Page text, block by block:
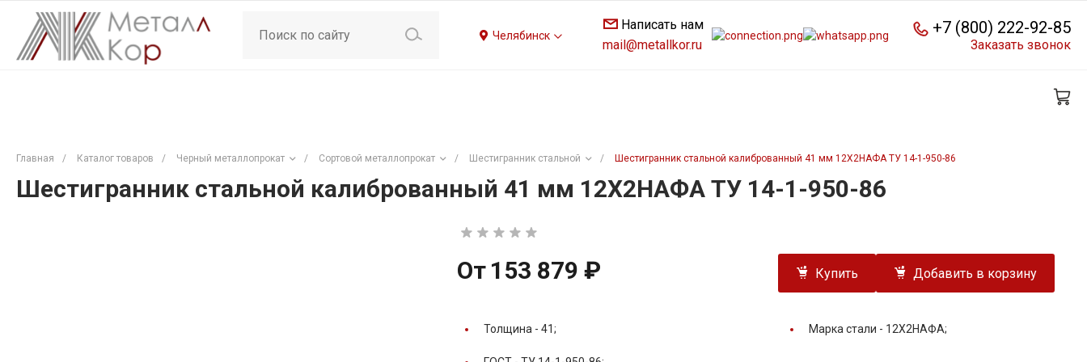
Челябинск
Написать нам
mail@metallkor.ru
+7 (800) 222-92-85
Заказать звонок
Главная / Каталог товаров / Черный металлопрокат / Сортовой металлопрокат / Шестигранник стальной / Шестигранник стальной калиброванный 41 мм 12Х2НАФА ТУ 14-1-950-86
Шестигранник стальной калиброванный 41 мм 12Х2НАФА ТУ 14-1-950-86
От 153 879 ₽ Купить Добавить в корзину
Толщина - 41; Марка стали - 12Х2НАФА;